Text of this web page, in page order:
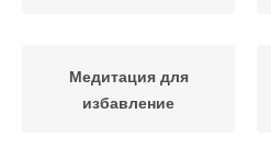
Медитация для
избавление